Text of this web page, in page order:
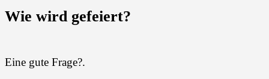
Wie wird gefeiert?
Eine gute Frage?.